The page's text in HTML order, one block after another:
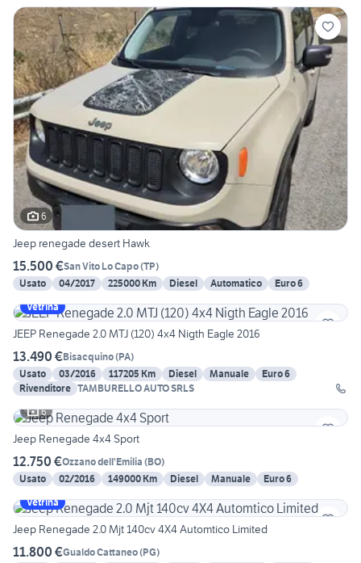
6
Jeep renegade desert Hawk
15.500 €San Vito Lo Capo(TP)
Usato
04/2017 225000 Km Diesel Automatico
Euro 6
Vetrina
JEEP Renegade 2.0 MTJ (120) 4x4 Nigth Eagle 2016
13.490 €Bisacquino(PA)
Usato
03/2016 117205 Km Diesel Manuale
Euro 6
Rivenditore TAMBURELLO AUTO SRLS
6
Jeep Renegade 4x4 Sport
12.750 €Ozzano dell'Emilia (BO)
Usato
02/2016 149000 Km Diesel Manuale
Euro 6
Vetrina
Jeep Renegade 2.0 Mjt 140cv 4X4 Automtico Limited
11.800 €Gualdo Cattaneo(PG)